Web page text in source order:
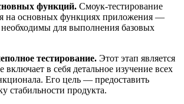
функций. Смоук-тестирование
на основных функциях приложения —
необходимы для выполнения базовых
тестирование. Этот этап является
в себя детальное изучение всех
Его цель — предоставить
стабильности продукта.